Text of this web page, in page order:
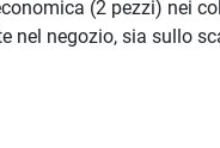
(2 pezzi) nei
nel negozio, sia sullo